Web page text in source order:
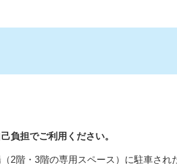
負担でご利用ください。
2階・3階の専用スペース）に駐車され